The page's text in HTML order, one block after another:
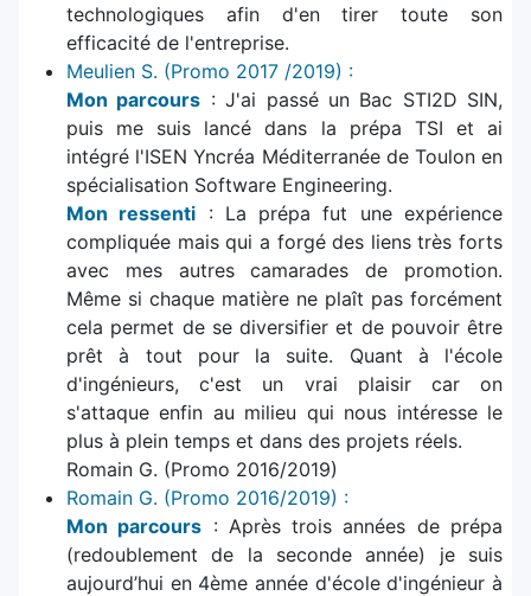
technologiques afin d'en tirer toute son
efficacité de l'entreprise.
Meulien S. (Promo 2017 /2019) :
Mon parcours : J'ai passé un Bac STI2D SIN,
puis me suis lancé dans la prépa TSI et ai
intégré l'ISEN Yncréa Méditerranée de Toulon en
spécialisation Software Engineering.
Mon ressenti : La prépa fut une expérience
compliquée mais qui a forgé des liens très forts
avec mes autres camarades de promotion.
Même si chaque matière ne plaît pas forcément
cela permet de se diversifier et de pouvoir être
prêt à tout pour la suite. Quant à l'école
d'ingénieurs, c'est un vrai plaisir car on
s'attaque enfin au milieu qui nous intéresse le
plus à plein temps et dans des projets réels.
Romain G. (Promo 2016/2019)
Romain G. (Promo 2016/2019) :
Mon parcours : Après trois années de prépa
(redoublement de la seconde année) je suis
aujourd’hui en 4ème année d'école d'ingénieur à